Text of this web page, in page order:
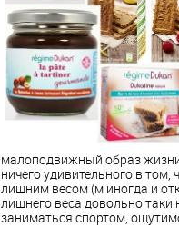
малоподвижный образ
ничего удивительного в
лишним весом (м иногда и
лишнего веса довольно таки
заниматься спортом,